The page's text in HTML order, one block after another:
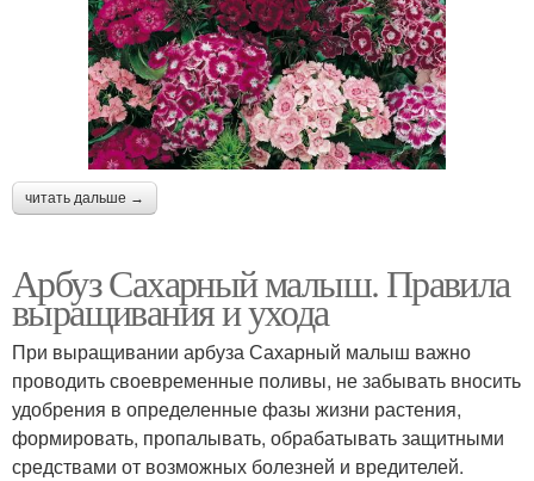
читать дальше →
Арбуз Сахарный малыш. Правила
выращивания и ухода
При выращивании арбуза Сахарный малыш важно
проводить своевременные поливы, не забывать вносить
удобрения в определенные фазы жизни растения,
формировать, пропалывать, обрабатывать защитными
средствами от возможных болезней и вредителей.